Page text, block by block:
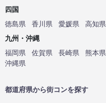
四国
徳島県
香川県 愛媛県
高知県
九州・沖縄
福岡県
佐賀県 長崎県 熊本県
沖縄県
都道府県から街コンを探す